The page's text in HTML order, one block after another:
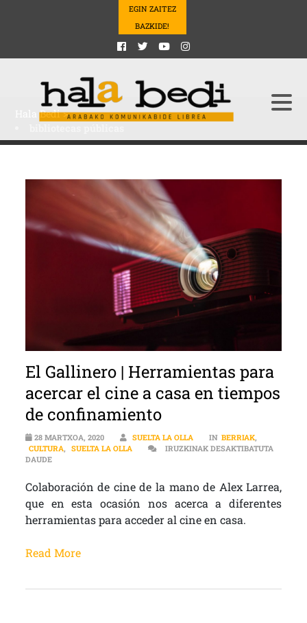
EGIN ZAITEZ
BAZKIDE!
Hala Bedi>
El Gallinero | Herramientas para
acercar el cine a casa en tiempos
de confinamiento
28 MARTXOA, 2020 SUELTA LA OLLA IN BERRIAK,
CULTURA, SUELTA LA OLLA
IRUZKINAK DESAKTIBATUTA
DAUDEEL GALLINERO | HERRAMIENTAS PARA ACERCAR EL CINE A CASA
Colaboración de cine de la mano de Alex Larrea,
que en esta ocasión nos acerca a diferentes
herramientas para acceder al cine en casa.
Read More